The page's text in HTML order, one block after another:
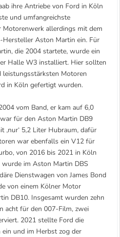
ihre Antriebe von Ford in Köln
und umfangreichste
Motorenwerk allerdings mit dem
Aston Martin ein. Für
die 2004 startete, wurde ein
Halle W3 installiert. Hier sollten
Motoren
in Köln gefertigt wurden.
vom Band, er kam auf 6,0
für den Aston Martin DB9
‚nur‘ 5,2 Liter Hubraum, dafür
war ebenfalls ein V12 für
von 2016 bis 2021 in Köln
im Aston Martin DBS
Dienstwagen von James Bond
von einem Kölner Motor
DB10. Insgesamt wurden zehn
acht für den 007-Film, zwei
2021 stellte Ford die
und im Herbst zog der